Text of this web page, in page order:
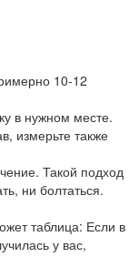
10-12
в нужном месте.
измерьте также
Такой подход
ни болтаться.
таблица: Если в
у вас,